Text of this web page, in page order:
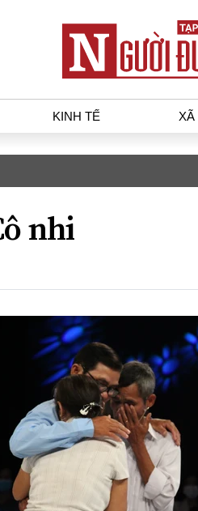
KINH TẾ XÃ
Xu hướng thị
Tiêu dùng và dư
nhi